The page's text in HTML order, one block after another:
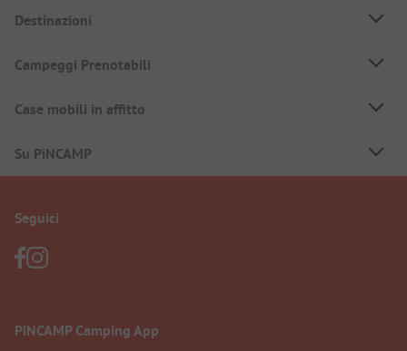
Destinazioni
Campeggi Prenotabili
Case mobili in affitto
Su PiNCAMP
Seguici
PiNCAMP Camping App